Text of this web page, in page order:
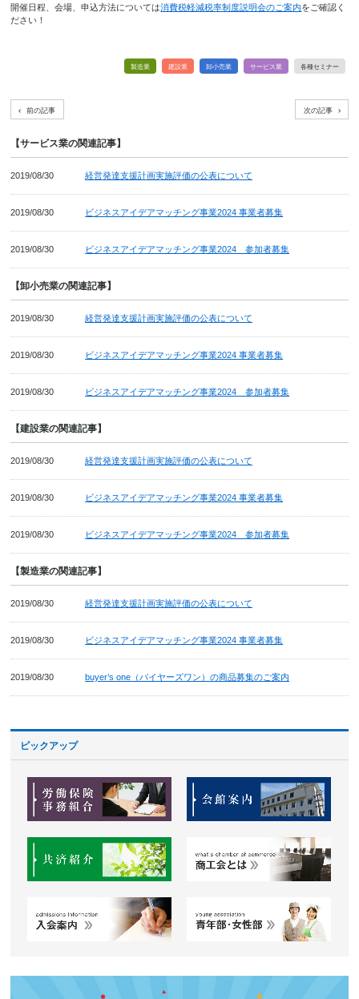
開催日程、会場、申込方法については消費税軽減税率制度説明会のご案内をご確認く
ださい！
製造業 建設業 卸小売業 サービス業 各種セミナー
前の記事 次の記事
【サービス業の関連記事】
2019/08/30 経営発達支援計画実施評価の公表について
2019/08/30 ビジネスアイデアマッチング事業2024 事業者募集
2019/08/30 ビジネスアイデアマッチング事業2024 参加者募集
【卸小売業の関連記事】
2019/08/30 経営発達支援計画実施評価の公表について
2019/08/30 ビジネスアイデアマッチング事業2024 事業者募集
2019/08/30 ビジネスアイデアマッチング事業2024 参加者募集
【建設業の関連記事】
2019/08/30 経営発達支援計画実施評価の公表について
2019/08/30 ビジネスアイデアマッチング事業2024 事業者募集
2019/08/30 ビジネスアイデアマッチング事業2024 参加者募集
【製造業の関連記事】
2019/08/30 経営発達支援計画実施評価の公表について
2019/08/30 ビジネスアイデアマッチング事業2024 事業者募集
2019/08/30 buyer’s one（バイヤーズワン）の商品募集のご案内
ピックアップ